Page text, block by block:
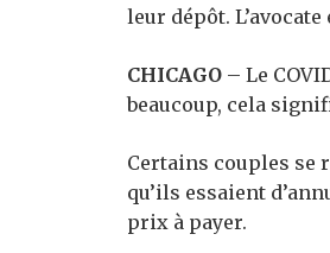
leur dépôt.
CHICAGO – Le
beaucoup, cela
Certains couples se
qu’ils essaient
prix à payer.